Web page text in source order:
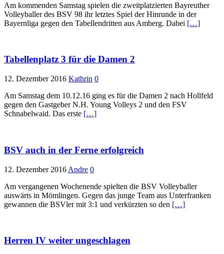
Am kommenden Samstag spielen die zweitplatzierten Bayreuther
Volleyballer des BSV 98 ihr letztes Spiel der Hinrunde in der
Bayernliga gegen den Tabellendritten aus Amberg. Dabei […]
Tabellenplatz 3 für die Damen 2
12. Dezember 2016 Kathrin 0
Am Samstag dem 10.12.16 ging es für die Damen 2 nach Hollfeld
gegen den Gastgeber N.H. Young Volleys 2 und den FSV
Schnabelwaid. Das erste […]
BSV auch in der Ferne erfolgreich
12. Dezember 2016 Andre 0
Am vergangenen Wochenende spielten die BSV Volleyballer
auswärts in Mömlingen. Gegen das junge Team aus Unterfranken
gewannen die BSVler mit 3:1 und verkürzten so den […]
Herren IV weiter ungeschlagen